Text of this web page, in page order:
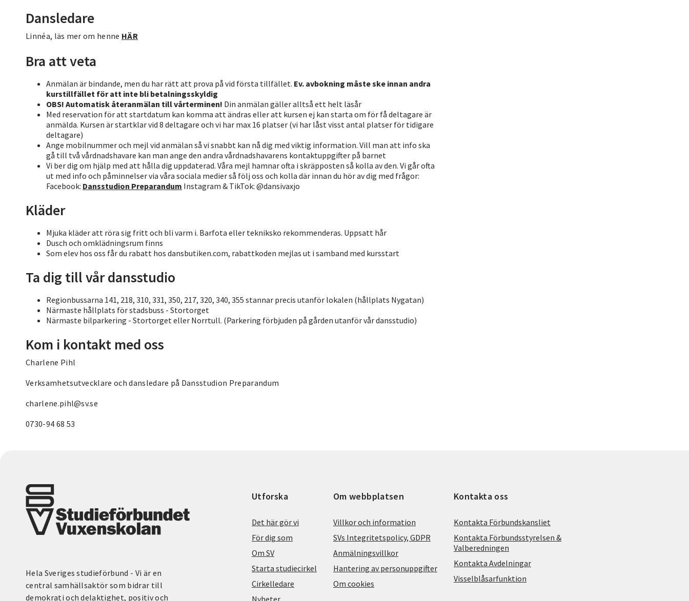
Dansledare
Linnéa, läs mer om henne HÄR
Bra att veta
Anmälan är bindande, men du har rätt att prova på vid första tillfället. Ev. avbokning måste ske innan andra
kurstillfället för att inte bli betalningsskyldig
OBS! Automatisk återanmälan till vårterminen! Din anmälan gäller alltså ett helt läsår
Med reservation för att startdatum kan komma att ändras eller att kursen ej kan starta om för få deltagare är
anmälda. Kursen är startklar vid 8 deltagare och vi har max 16 platser (vi har låst visst antal platser för tidigare
deltagare)
Ange mobilnummer och mejl vid anmälan så vi snabbt kan nå dig med viktig information. Vill man att info ska
gå till två vårdnadshavare kan man ange den andra vårdnadshavarens kontaktuppgifter på barnet
Vi ber dig om hjälp med att hålla dig uppdaterad. Våra mejl hamnar ofta i skräpposten så kolla av den. Vi går ofta
ut med info och påminnelser via våra sociala medier så följ oss och kolla där innan du hör av dig med frågor:
Facebook: Dansstudion Preparandum Instagram & TikTok: @dansivaxjo
Kläder
Mjuka kläder att röra sig fritt och bli varm i. Barfota eller tekniksko rekommenderas. Uppsatt hår
Dusch och omklädningsrum finns
Som elev hos oss får du rabatt hos dansbutiken.com, rabattkoden mejlas ut i samband med kursstart
Ta dig till vår dansstudio
Regionbussarna 141, 218, 310, 331, 350, 217, 320, 340, 355 stannar precis utanför lokalen (hållplats Nygatan)
Närmaste hållplats för stadsbuss - Stortorget
Närmaste bilparkering - Stortorget eller Norrtull. (Parkering förbjuden på gården utanför vår dansstudio)
Kom i kontakt med oss
Charlene Pihl
Verksamhetsutvecklare och dansledare på Dansstudion Preparandum
charlene.pihl@sv.se
0730-94 68 53
Hela Sveriges studieförbund - Vi är en
central samhällsaktör som bidrar till
demokrati och delaktighet, positiv och
Utforska
Det här gör vi
För dig som
Om SV
Starta studiecirkel
Cirkelledare
Nyheter
Om webbplatsen
Villkor och information
SVs Integritetspolicy, GDPR
Anmälningsvillkor
Hantering av personuppgifter
Om cookies
Kontakta oss
Kontakta Förbundskansliet
Kontakta Förbundsstyrelsen &
Valberedningen
Kontakta Avdelningar
Visselblåsarfunktion